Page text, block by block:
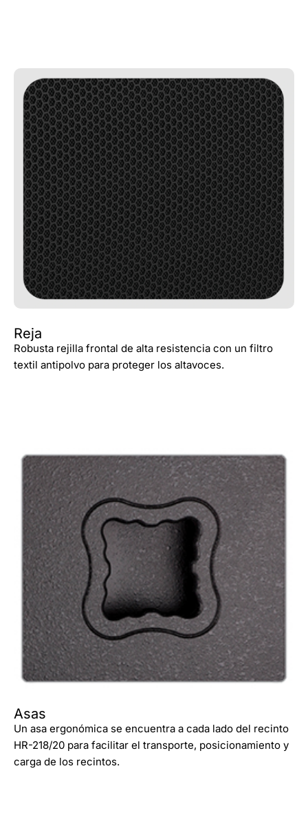
Reja
Robusta rejilla frontal de alta resistencia con un filtro
textil antipolvo para proteger los altavoces.
Asas
Un asa ergonómica se encuentra a cada lado del recinto
HR-218/20 para facilitar el transporte, posicionamiento y
carga de los recintos.